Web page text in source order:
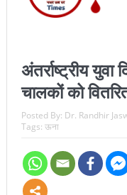
अंतर्राष्ट्रीय
चालकों को
Posted By: Dr. Randhir
Tags: ऊना